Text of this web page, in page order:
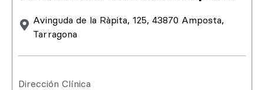
Avinguda de la Ràpita, 125, 43870 Amposta,
Tarragona
Dirección Clínica